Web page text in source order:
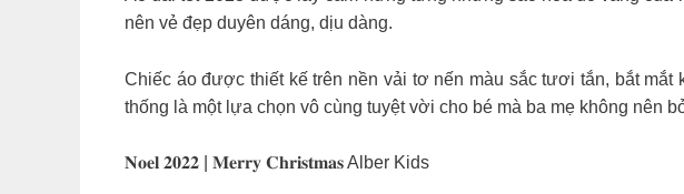
nên vẻ đẹp duyên dáng, dịu dàng.
Chiếc áo được thiết kế trên nền vải tơ nến màu sắc tươi tắn, bắt
thống là một lựa chọn vô cùng tuyệt vời cho bé mà ba mẹ không nên
𝐍𝐨𝐞𝐥 𝟐𝟎𝟐𝟐 | 𝐌𝐞𝐫𝐫𝐲 𝐂𝐡𝐫𝐢𝐬𝐭𝐦𝐚𝐬 Alber Kids